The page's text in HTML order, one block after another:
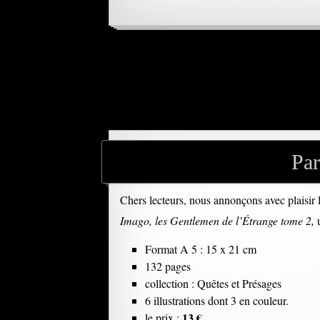
Chers lecteurs, nous annonçons avec
Imago, les Gentlemen de l’Étrange tome 2,
Format A 5 : 15 x 21 cm
132 pages
collection : Quêtes et Présages
6 illustrations dont 3 en couleur.